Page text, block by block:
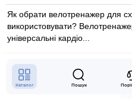
Каталог Пошук
Як обрати велотренажер для
використовувати?
універсальні кардіо...